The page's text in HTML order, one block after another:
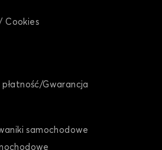
Cookies
Gwarancja
samochodowe